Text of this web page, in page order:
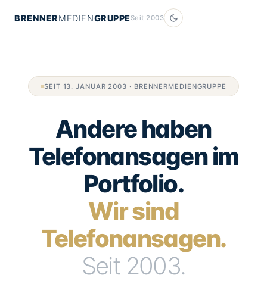
BRENNERMEDIENGRUPPESeit 2003
SEIT 13. JANUAR 2003 · BRENNERMEDIENGRUPPE
Andere haben
Telefonansagen im
Portfolio.
Wir sind
Telefonansagen.
Seit 2003.